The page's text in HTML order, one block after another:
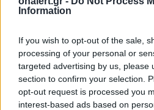
Information
If you wish to opt-out of the sale,
processing of your personal or
targeted advertising by us, please
section to confirm your selection.
opt-out request is processed you
interest-based ads based on
ΣΧΕΤΙΚΑ ΑΡΘΡΑ